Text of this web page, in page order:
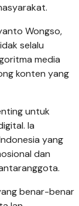
Wongso,
selalu
media
konten yang
untuk
Ia
yang
dan
benar-benar